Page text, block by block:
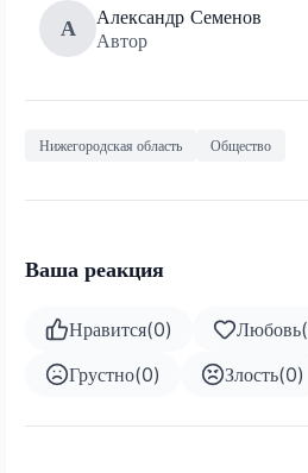
А
Александр Семенов
Автор
Нижегородская область Общество
Ваша реакция
Нравится(0) Любовь(
Грустно(0) Злость(0)